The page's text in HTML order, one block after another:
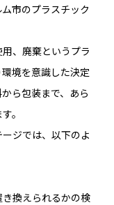
市のプラスチック
、廃棄というプラ
境を意識した決定
ら包装まで、あら
。
ジでは、以下のよ
換えられるかの検